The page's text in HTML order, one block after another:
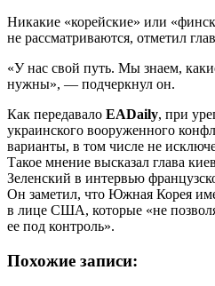
Никакие «корейские» или
не рассматриваются, отметил
«У нас свой путь. Мы знаем,
нужны», — подчеркнул он.
Как передавало EADaily, при
украинского вооруженного
варианты, в том числе не
Такое мнение высказал глава
Зеленский в интервью
Он заметил, что Южная Корея
в лице США, которые «не
ее под контроль».
Похожие записи: